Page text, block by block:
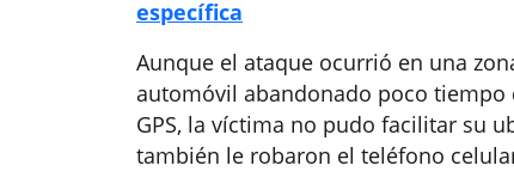
específica
Aunque el ataque ocurrió en una
automóvil abandonado poco tiempo
GPS, la víctima no pudo facilitar su
también le robaron el teléfono